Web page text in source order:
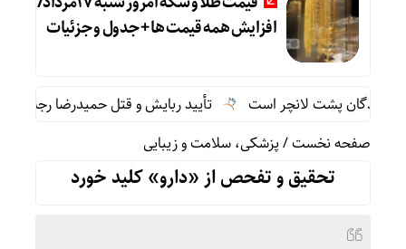
افزایش همه قیمت ها + جدول و جزئیات
پشت لانچر است
تأیید ربایش و قتل حمیدرضا رجب‌زاده
صفحه نخست/پزشکی، سلامت و زیبایی
تحقیق و تفحص از «دارو» کلید خورد